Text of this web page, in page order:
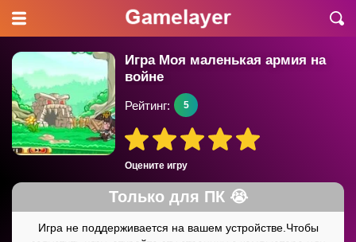
Игра Моя маленькая армия на
войне
Оцените игру
Рейтинг: 5